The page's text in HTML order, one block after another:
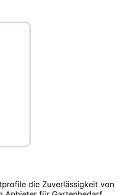
die Zuverlässigkeit von